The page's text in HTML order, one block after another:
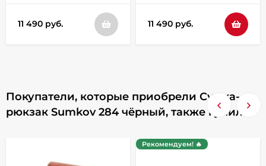
11 490 руб. 11 490 руб.
Покупатели, которые приобрели Сумка-
рюкзак Sumkov 284 чёрный, также купили
Рекомендуем! 🔥